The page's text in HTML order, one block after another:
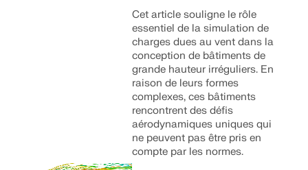
Cet article souligne le rôle
essentiel de la simulation de
charges dues au vent dans la
conception de bâtiments de
grande hauteur irréguliers. En
raison de leurs formes
complexes, ces bâtiments
rencontrent des défis
aérodynamiques uniques qui
ne peuvent pas être pris en
compte par les normes.